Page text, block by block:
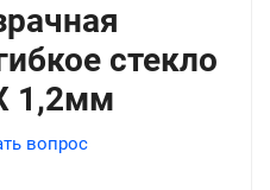
стекло
1,2мм
вопрос